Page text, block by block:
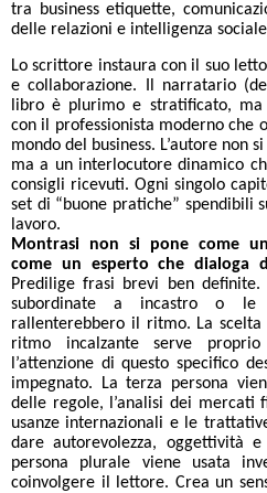
tra business etiquette,
delle relazioni e intelligenza
Lo scrittore instaura con il suo
e collaborazione. Il narratario
libro è plurimo e stratificato,
con il professionista moderno che
mondo del business. L’autore non
ma a un interlocutore dinamico
consigli ricevuti. Ogni singolo
set di “buone pratiche” spendibili
lavoro.
Montrasi non si pone come
come un esperto che dialoga
Predilige frasi brevi ben
subordinate a incastro o le
rallenterebbero il ritmo. La
ritmo incalzante serve
l’attenzione di questo specifico
impegnato. La terza persona
delle regole, l’analisi dei mercati
usanze internazionali e le
dare autorevolezza, oggettività
persona plurale viene usata
coinvolgere il lettore. Crea un